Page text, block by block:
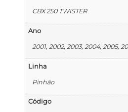
CBX 250 TWISTER
Ano
2001, 2002, 2003, 2004, 2005,
Linha
Pinhão
Código